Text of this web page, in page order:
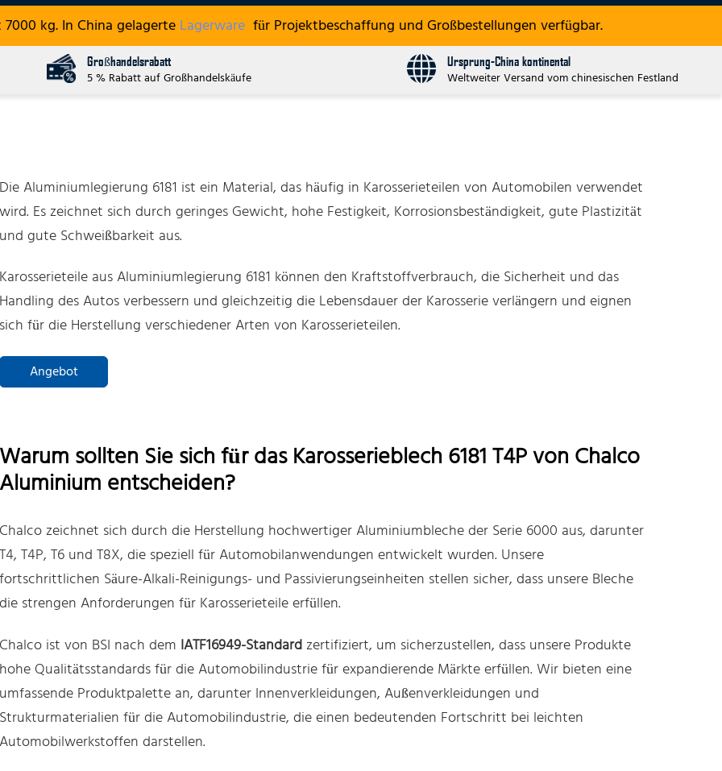
kg. In China gelagerte Lagerwarefür Projektbeschaffung und Großbestellungen verfügbar.
Großhandelsrabatt
5 % Rabatt auf Großhandelskäufe
Ursprung-China kontinental
Weltweiter Versand vom chinesischen Festland
Die Aluminiumlegierung 6181 ist ein Material, das häufig in Karosserieteilen von Automobilen verwendet
wird. Es zeichnet sich durch geringes Gewicht, hohe Festigkeit, Korrosionsbeständigkeit, gute Plastizität
und gute Schweißbarkeit aus.
Karosserieteile aus Aluminiumlegierung 6181 können den Kraftstoffverbrauch, die Sicherheit und das
Handling des Autos verbessern und gleichzeitig die Lebensdauer der Karosserie verlängern und eignen
sich für die Herstellung verschiedener Arten von Karosserieteilen.
Angebot
Warum sollten Sie sich für das Karosserieblech 6181 T4P von Chalco
Aluminium entscheiden?
Chalco zeichnet sich durch die Herstellung hochwertiger Aluminiumbleche der Serie 6000 aus, darunter
T4, T4P, T6 und T8X, die speziell für Automobilanwendungen entwickelt wurden. Unsere
fortschrittlichen Säure-Alkali-Reinigungs- und Passivierungseinheiten stellen sicher, dass unsere Bleche
die strengen Anforderungen für Karosserieteile erfüllen.
Chalco ist von BSI nach dem IATF16949-Standardzertifiziert, um sicherzustellen, dass unsere Produkte
hohe Qualitätsstandards für die Automobilindustrie für expandierende Märkte erfüllen. Wir bieten eine
umfassende Produktpalette an, darunter Innenverkleidungen, Außenverkleidungen und
Strukturmaterialien für die Automobilindustrie, die einen bedeutenden Fortschritt bei leichten
Automobilwerkstoffen darstellen.